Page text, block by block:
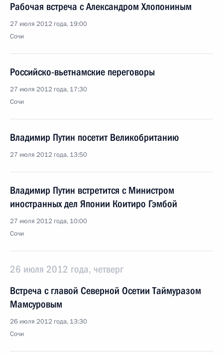
Рабочая встреча с Александром Хлопониным
27 июля 2012 года, 19:00
Сочи
Российско-вьетнамские переговоры
27 июля 2012 года, 17:30
Сочи
Владимир Путин посетит Великобританию
27 июля 2012 года, 13:50
Владимир Путин встретится с Министром
иностранных дел Японии Коитиро Гэмбой
27 июля 2012 года, 10:00
Сочи
26 июля 2012 года, четверг
Встреча с главой Северной Осетии Таймуразом
Мамсуровым
26 июля 2012 года, 13:30
Сочи